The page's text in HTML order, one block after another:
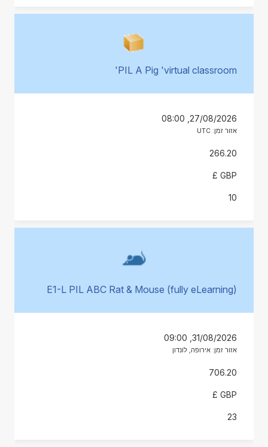
PIL A Pig 'virtual classroom'
27/08/2026, 08:00
אזור זמן: UTC
266.20
GBP £
E1-L PIL ABC Rat & Mouse (fully eLearning)
31/08/2026, 09:00
אזור זמן: אירופה, לונדון
706.20
GBP £